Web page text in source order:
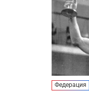
Федерация